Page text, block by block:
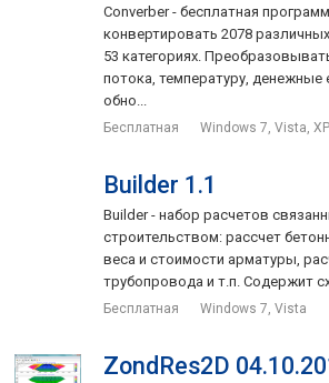
Converber - бесплатная
конвертировать 2078
53 категориях.
потока, температуру,
обно...
Бесплатная Windows 7, Vista, XP
Builder 1.1
Builder - набор расчетов
строительством: рассчет
веса и стоимости арматуры,
трубопровода и т.п. Содержит
Бесплатная Windows 7, Vista
ZondRes2D